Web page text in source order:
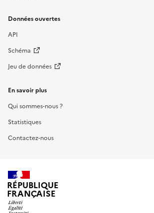
Données ouvertes
API
Schéma
Jeu de données
En savoir plus
Qui sommes-nous ?
Statistiques
Contactez-nous
RÉPUBLIQUE
FRANÇAISE